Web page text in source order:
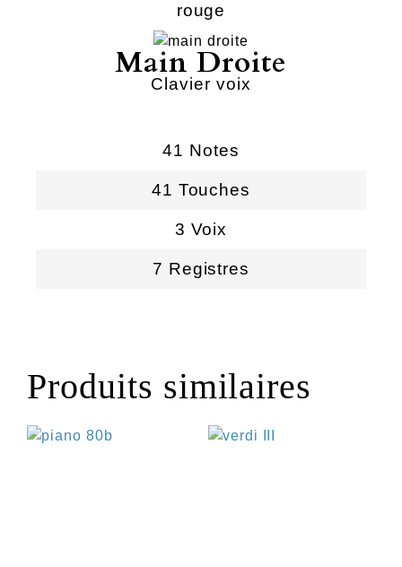
rouge
Main Droite
Clavier voix
41 Notes
41 Touches
3 Voix
7 Registres
Produits similaires